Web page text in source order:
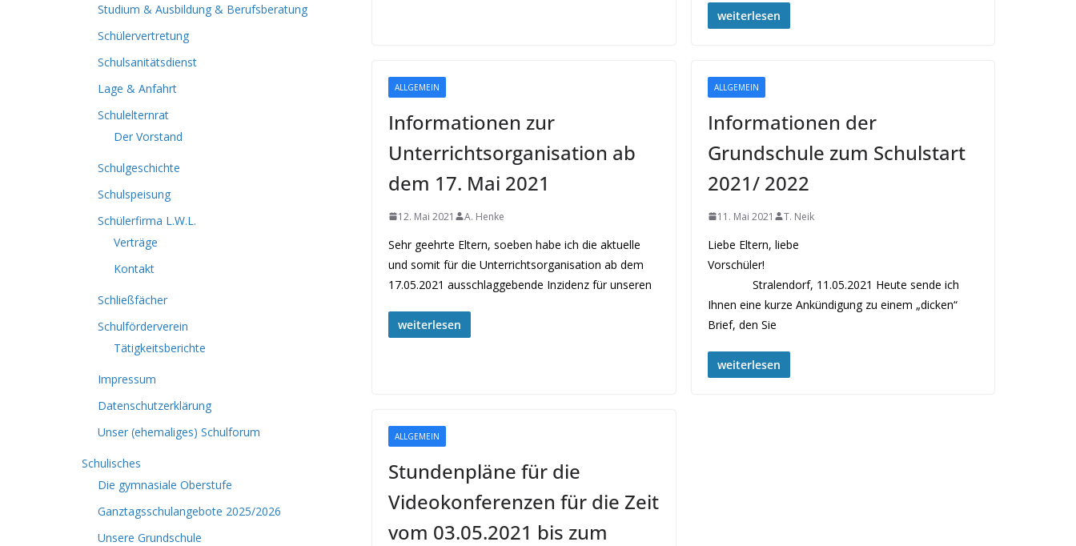
weiterlesen
ALLGEMEIN
Informationen zur
Unterrichtsorganisation ab
dem 17. Mai 2021
12. Mai 2021 A. Henke
Sehr geehrte Eltern, soeben habe ich die aktuelle
und somit für die Unterrichtsorganisation ab dem
17.05.2021 ausschlaggebende Inzidenz für unseren
weiterlesen
ALLGEMEIN
Informationen der
Grundschule zum Schulstart
2021/ 2022
11. Mai 2021 T. Neik
Liebe Eltern, liebe
Vorschüler!
Stralendorf, 11.05.2021 Heute sende ich
Ihnen eine kurze Ankündigung zu einem „dicken“
Brief, den Sie
weiterlesen
ALLGEMEIN
Stundenpläne für die
Videokonferenzen für die Zeit
vom 03.05.2021 bis zum
Studium & Ausbildung & Berufsberatung
Schülervertretung
Schulsanitätsdienst
Lage & Anfahrt
Schulelternrat
Der Vorstand
Schulgeschichte
Schulspeisung
Schülerfirma L.W.L.
Verträge
Kontakt
Schließfächer
Schulförderverein
Tätigkeitsberichte
Impressum
Datenschutzerklärung
Unser (ehemaliges) Schulforum
Schulisches
Die gymnasiale Oberstufe
Ganztagsschulangebote 2025/2026
Unsere Grundschule